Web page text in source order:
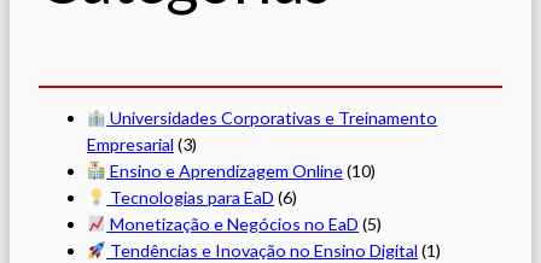
Universidades Corporativas e Treinamento
Empresarial (3)
Ensino e Aprendizagem Online(10)
Tecnologias para EaD (6)
Monetização e Negócios no EaD (5)
Tendências e Inovação no Ensino Digital (1)